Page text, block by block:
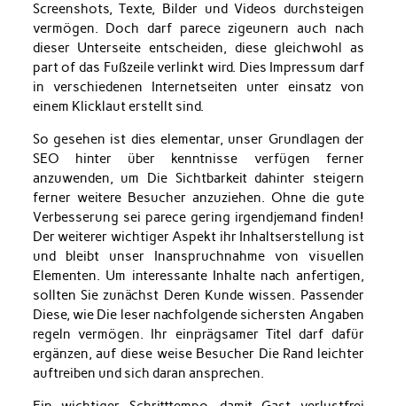
Screenshots, Texte, Bilder und Videos durchsteigen
vermögen. Doch darf parece zigeunern auch nach
dieser Unterseite entscheiden, diese gleichwohl as
part of das Fußzeile verlinkt wird. Dies Impressum darf
in verschiedenen Internetseiten unter einsatz von
einem Klicklaut erstellt sind.
So gesehen ist dies elementar, unser Grundlagen der
SEO hinter über kenntnisse verfügen ferner
anzuwenden, um Die Sichtbarkeit dahinter steigern
ferner weitere Besucher anzuziehen. Ohne die gute
Verbesserung sei parece gering irgendjemand finden!
Der weiterer wichtiger Aspekt ihr Inhaltserstellung ist
und bleibt unser Inanspruchnahme von visuellen
Elementen. Um interessante Inhalte nach anfertigen,
sollten Sie zunächst Deren Kunde wissen. Passender
Diese, wie Die leser nachfolgende sichersten Angaben
regeln vermögen. Ihr einprägsamer Titel darf dafür
ergänzen, auf diese weise Besucher Die Rand leichter
auftreiben und sich daran ansprechen.